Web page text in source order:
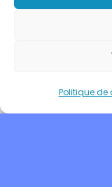
Politique de